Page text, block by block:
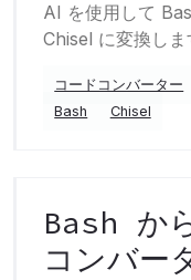
AI を使用して
Chisel に変換しま
コードコンバーター
Bash
Chisel
Bash か
コンバー